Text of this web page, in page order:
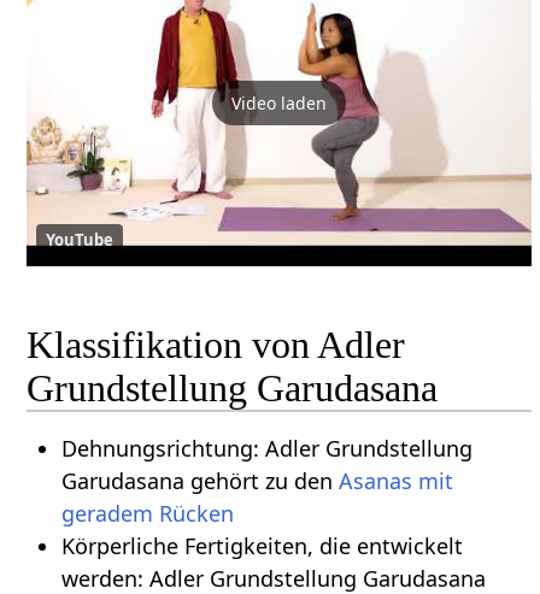
Video laden
YouTube
Klassifikation von Adler
Grundstellung Garudasana
Dehnungsrichtung: Adler Grundstellung
Garudasana gehört zu den Asanas mit
geradem Rücken
Körperliche Fertigkeiten, die entwickelt
werden: Adler Grundstellung Garudasana